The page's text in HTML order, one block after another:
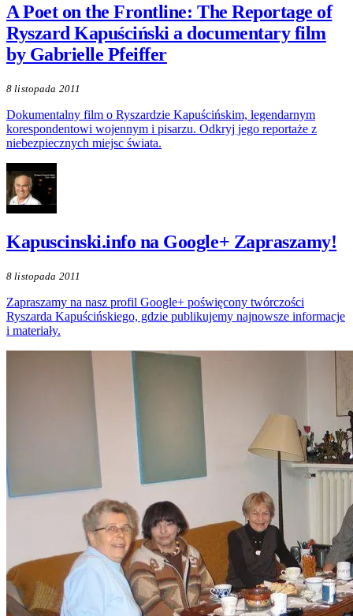
A Poet on the Frontline: The Reportage of
Ryszard Kapuściński a documentary film
by Gabrielle Pfeiffer
8 listopada 2011
Dokumentalny film o Ryszardzie Kapuścińskim, legendarnym
korespondentowi wojennym i pisarzu. Odkryj jego reportaże z
niebezpiecznych miejsc świata.
Kapuscinski.info na Google+ Zapraszamy!
8 listopada 2011
Zapraszamy na nasz profil Google+ poświęcony twórczości
Ryszarda Kapuścińskiego, gdzie publikujemy najnowsze informacje
i materiały.